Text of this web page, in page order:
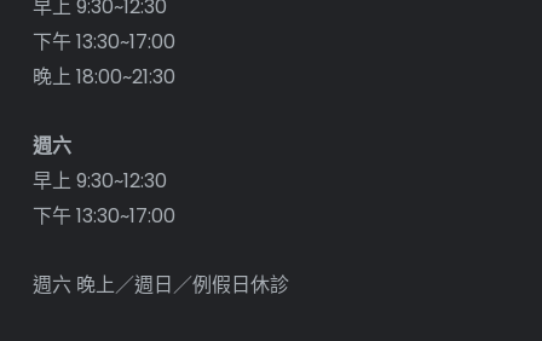
早上 9:30~12:30
下午 13:30~17:00
晚上 18:00~21:30
週六
早上 9:30~12:30
下午 13:30~17:00
週六 晚上／週日／例假日休診